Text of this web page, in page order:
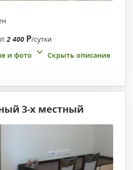
2 400 Р/сутки
и фото
Скрыть описание
3-х местный